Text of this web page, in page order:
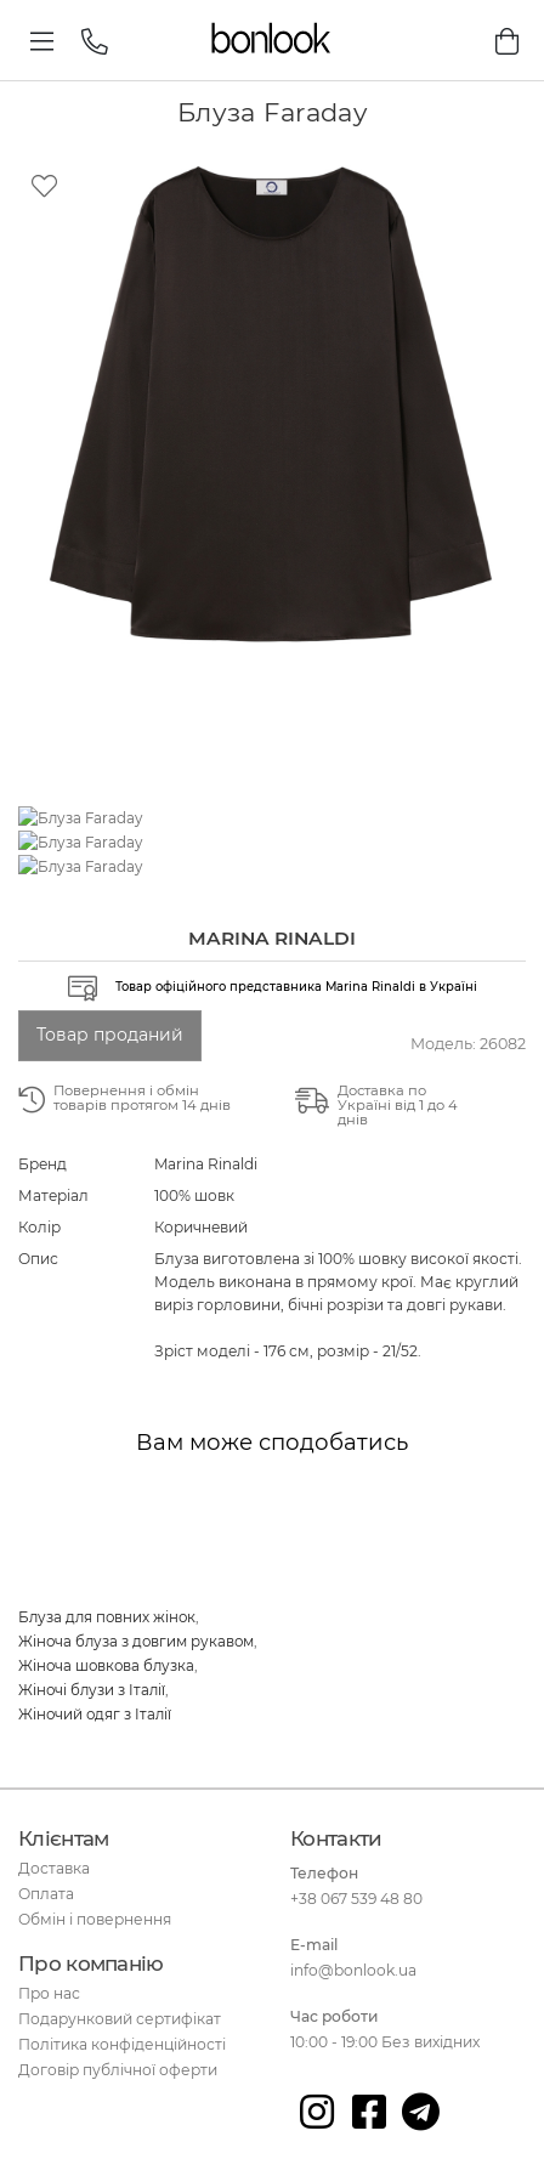
Блуза Faraday
MARINA RINALDI
Товар офіційного представника Marina Rinaldi в Україні
Модель: 26082
Товар проданий
Повернення і обмін
товарів протягом 14 днів
Доставка по
Україні від 1 до 4
днів
Бренд
Marina Rinaldi
Матеріал
100% шовк
Колір
Коричневий
Опис
Блуза виготовлена зі 100% шовку високої якості.
Модель виконана в прямому крої. Має круглий
виріз горловини, бічні розрізи та довгі рукави.
Зріст моделі - 176 см, розмір - 21/52.
Вам може сподобатись
Блуза для повних жінок
Жіноча блуза з довгим рукавом
Жіноча шовкова блузка
Жіночі блузи з Італії
Жіночий одяг з Італії
Клієнтам
Доставка
Оплата
Обмін і повернення
Про компанію
Про нас
Подарунковий сертифікат
Політика конфіденційності
Договір публічної оферти
Контакти
Телефон
+38 067 539 48 80
E-mail
info@bonlook.ua
Час роботи
10:00 - 19:00 Без вихідних